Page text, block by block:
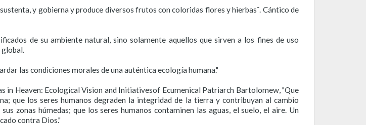
y gobierna y produce diversos frutos con coloridas flores y hierbas¨. Cántico de
de su ambiente natural, sino solamente aquellos que sirven a los fines de uso
las condiciones morales de una auténtica ecología humana."
in Heaven: Ecological Vision and Initiativesof Ecumenical Patriarch Bartolomew, "Que
que los seres humanos degraden la integridad de la tierra y contribuyan al cambio
zonas húmedas; que los seres humanos contaminen las aguas, el suelo, el aire. Un
contra Dios."